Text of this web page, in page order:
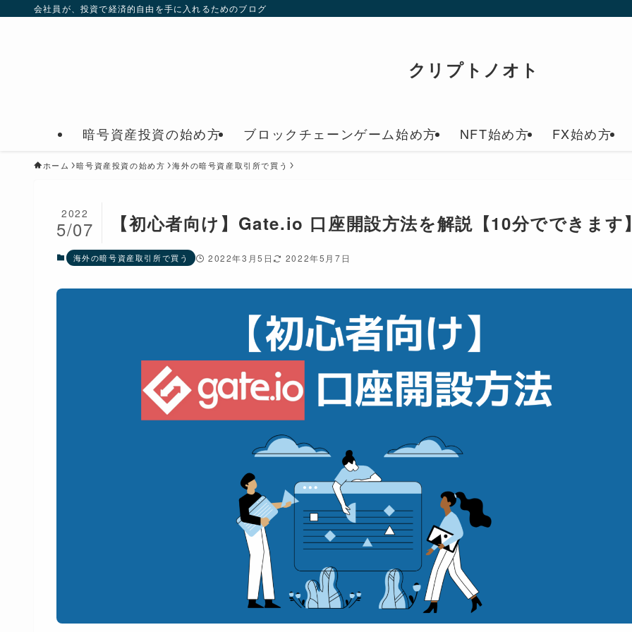
会社員が、投資で経済的自由を手に入れるためのブログ
クリプトノオト
暗号資産投資の始め方 ブロックチェーンゲーム始め方 NFT始め方 FX始め方
ホーム 暗号資産投資の始め方 海外の暗号資産取引所で買う
【初心者向け】Gate.io 口座開設方法を解説【10分でできます
2022
5/07
海外の暗号資産取引所で買う 2022年3月5日 2022年5月7日